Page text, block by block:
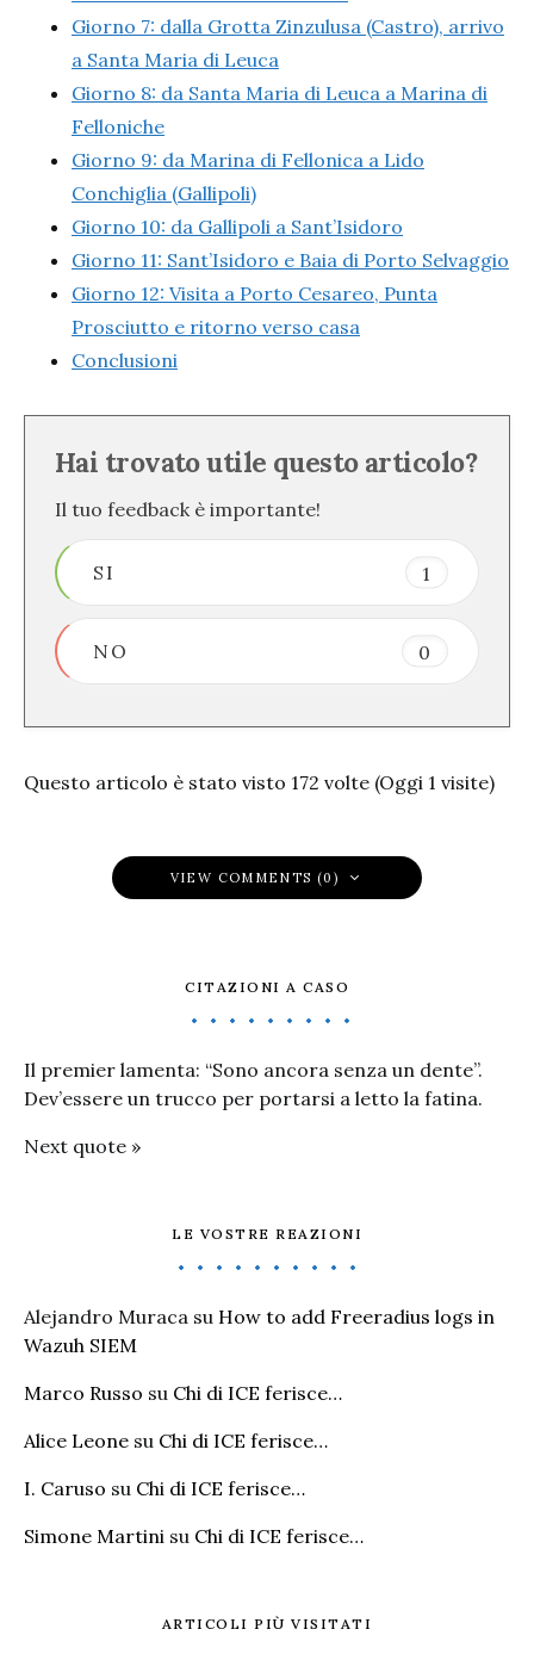
Giorno 7: dalla Grotta Zinzulusa (Castro), arrivo
a Santa Maria di Leuca
Giorno 8: da Santa Maria di Leuca a Marina di
Felloniche
Giorno 9: da Marina di Fellonica a Lido
Conchiglia (Gallipoli)
Giorno 10: da Gallipoli a Sant’Isidoro
Giorno 11: Sant’Isidoro e Baia di Porto Selvaggio
Giorno 12: Visita a Porto Cesareo, Punta
Prosciutto e ritorno verso casa
Conclusioni
Hai trovato utile questo articolo?
Il tuo feedback è importante!
SI 1
NO 0
Questo articolo è stato visto 172 volte (Oggi 1 visite)
VIEW COMMENTS (0)
CITAZIONI A CASO
Il premier lamenta: “Sono ancora senza un dente”.
Dev’essere un trucco per portarsi a letto la fatina.
Next quote »
LE VOSTRE REAZIONI
Alejandro Muraca su How to add Freeradius logs in
Wazuh SIEM
Marco Russo su Chi di ICE ferisce…
Alice Leone su Chi di ICE ferisce…
I. Caruso su Chi di ICE ferisce…
Simone Martini su Chi di ICE ferisce…
ARTICOLI PIÙ VISITATI